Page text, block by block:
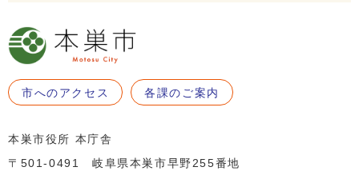
市へのアクセス 各課のご案内
本巣市役所 本庁舎
〒501-0491 岐阜県本巣市早野255番地